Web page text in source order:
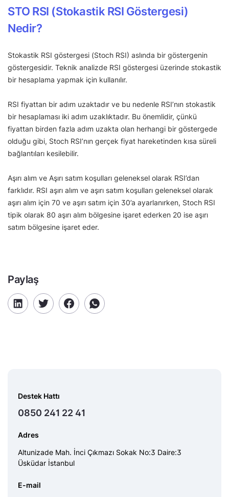
STO RSI (Stokastik RSI Göstergesi)
Nedir?
Stokastik RSI göstergesi (Stoch RSI) aslında bir göstergenin
göstergesidir. Teknik analizde RSI göstergesi üzerinde stokastik
bir hesaplama yapmak için kullanılır.
RSI fiyattan bir adım uzaktadır ve bu nedenle RSI’nın stokastik
bir hesaplaması iki adım uzaklıktadır. Bu önemlidir, çünkü
fiyattan birden fazla adım uzakta olan herhangi bir göstergede
olduğu gibi, Stoch RSI’nın gerçek fiyat hareketinden kısa süreli
bağlantıları kesilebilir.
Aşırı alım ve Aşırı satım koşulları geleneksel olarak RSI’dan
farklıdır. RSI aşırı alım ve aşırı satım koşulları geleneksel olarak
aşırı alım için 70 ve aşırı satım için 30’a ayarlanırken, Stoch RSI
tipik olarak 80 aşırı alım bölgesine işaret ederken 20 ise aşırı
satım bölgesine işaret eder.
Paylaş
Destek Hattı
0850 241 22 41
Adres
Altunizade Mah. İnci Çıkmazı Sokak No:3 Daire:3
Üsküdar İstanbul
E-mail